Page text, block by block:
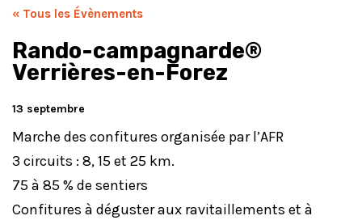
« Tous les Évènements
Rando-campagnarde®
Verrières-en-Forez
13 septembre
Marche des confitures organisée par l’AFR
3 circuits : 8, 15 et 25 km.
75 à 85 % de sentiers
Confitures à déguster aux ravitaillements et à